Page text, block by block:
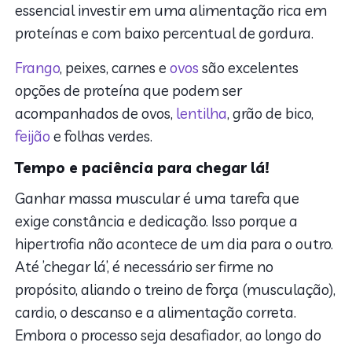
essencial investir em uma alimentação rica em
proteínas e com baixo percentual de gordura.
Frango, peixes, carnes eovos são excelentes
opções de proteína que podem ser
acompanhados de ovos, lentilha, grão de bico,
feijão e folhas verdes.
Tempo e paciência para chegar lá!
Ganhar massa muscular é uma tarefa que
exige constância e dedicação. Isso porque a
hipertrofia não acontece de um dia para o outro.
Até ’chegar lá’, é necessário ser firme no
propósito, aliando o treino de força (musculação),
cardio, o descanso e a alimentação correta.
Embora o processo seja desafiador, ao longo do